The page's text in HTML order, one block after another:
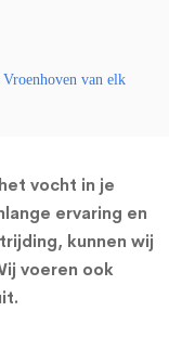
van elk
vocht in je
ervaring en
kunnen wij
voeren ook